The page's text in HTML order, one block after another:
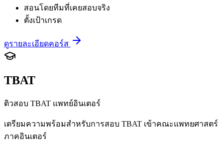
สอนโดยทีมที่เคยสอบจริง
ตั้งเป้าเกรด
ดูรายละเอียดคอร์ส
TBAT
ติวสอบ TBAT แพทย์อินเตอร์
เตรียมความพร้อมสำหรับการสอบ TBAT เข้าคณะแพทยศาสตร์
ภาคอินเตอร์